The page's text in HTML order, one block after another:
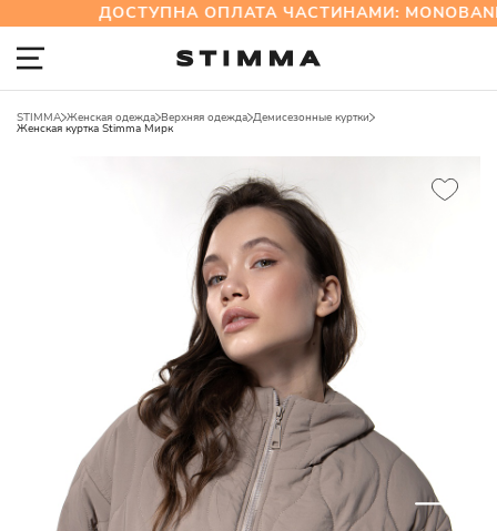
ДОСТУПНА ОПЛАТА ЧАСТИНАМИ:
STIMMA Женская одежда Верхняя одежда Демисезонные куртки
Женская куртка Stimma Мирк